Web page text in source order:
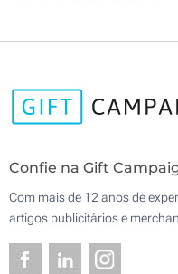
Confie na Gift
Com mais de 12 anos de
artigos publicitários e